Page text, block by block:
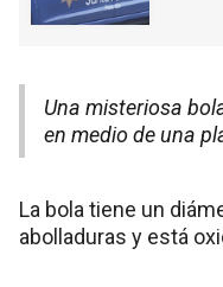
Una misteriosa
en medio de una
La bola tiene un
abolladuras y está